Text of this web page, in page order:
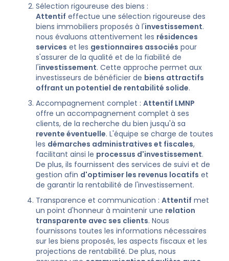
Sélection rigoureuse des biens :
Attentif effectue une sélection rigoureuse des
biens immobiliers proposés à l'investissement.
nous évaluons attentivement les résidences
services et les gestionnaires associés pour
s'assurer de la qualité et de la fiabilité de
l'investissement. Cette approche permet aux
investisseurs de bénéficier de biens attractifs
offrant un potentiel de rentabilité solide.
Accompagnement complet : Attentif LMNP
offre un accompagnement complet à ses
clients, de la recherche du bien jusqu'à sa
revente éventuelle. L'équipe se charge de toutes
les démarches administratives et fiscales,
facilitant ainsi le processus d'investissement.
De plus, ils fournissent des services de suivi et de
gestion afin d'optimiser les revenus locatifs et
de garantir la rentabilité de l'investissement.
Transparence et communication : Attentif met
un point d'honneur à maintenir une relation
transparente avec ses clients. Nous
fournissons toutes les informations nécessaires
sur les biens proposés, les aspects fiscaux et les
projections de rentabilité. De plus, nous